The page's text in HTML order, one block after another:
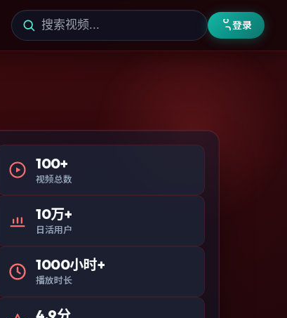
登录
100+
视频总数
10万+
日活用户
1000小时+
播放时长